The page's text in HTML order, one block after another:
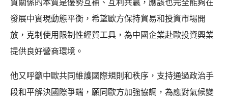
貿關係的本質是優勢互補、互利共贏，應該也完全能夠在
發展中實現動態平衡，希望歐方保持貿易和投資市場開
放，克制使用限制性經貿工具，為中國企業赴歐投資興業
提供良好營商環境。
他又呼籲中歐共同維護國際規則和秩序，支持通過政治手
段和平解決國際爭端，願同歐方加強協調，為應對氣候變